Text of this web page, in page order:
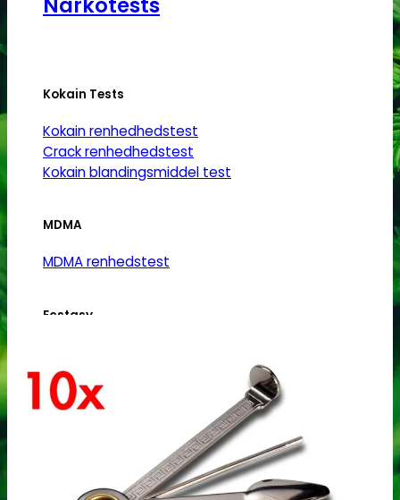
Kokain Tests
Kokain renhedhedstest
Crack renhedhedstest
Kokain blandingsmiddel test
MDMA
MDMA renhedstest
Ecstasy
Heroin
Heroin renhedstest
Badesalte